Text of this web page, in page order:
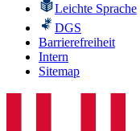
Leichte Sprache
DGS
Barrierefreiheit
Intern
Sitemap